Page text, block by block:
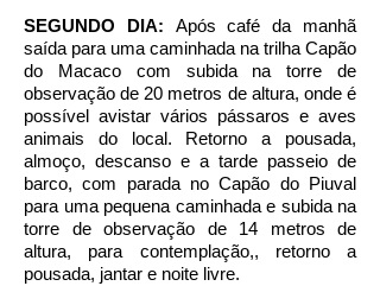
SEGUNDO DIA: Após café da manhã
saída para uma caminhada na trilha Capão
do Macaco com subida na torre de
observação de 20 metros de altura, onde é
possível avistar vários pássaros e aves
animais do local. Retorno a pousada,
almoço, descanso e a tarde passeio de
barco, com parada no Capão do Piuval
para uma pequena caminhada e subida na
torre de observação de 14 metros de
altura, para contemplação,, retorno a
pousada, jantar e noite livre.